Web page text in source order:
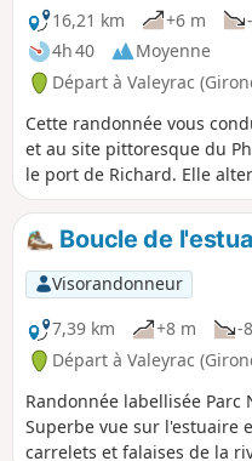
16,21 km +6 m
4h 40
Moyenne
Départ à Valeyrac
Cette randonnée vous
et au site pittoresque du
le port de Richard. Elle
fréquentées et zones
elle vous fera découvrir
marais, vignes et
Boucle de
Visorandonneur
7,39 km
+8 m -
Départ à Valeyrac
Randonnée labellisée
Superbe vue sur l'estuaire
carrelets et falaises de la